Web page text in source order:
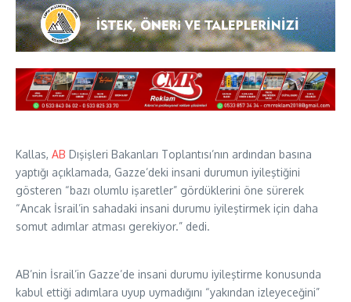
Kallas, AB Dışişleri Bakanları Toplantısı’nın ardından basına
yaptığı açıklamada, Gazze’deki insani durumun iyileştiğini
gösteren “bazı olumlu işaretler” gördüklerini öne sürerek
“Ancak İsrail’in sahadaki insani durumu iyileştirmek için daha
somut adımlar atması gerekiyor.” dedi.
AB’nin İsrail’in Gazze’de insani durumu iyileştirme konusunda
kabul ettiği adımlara uyup uymadığını “yakından izleyeceğini”